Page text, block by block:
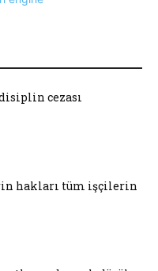
cezası
hakları tüm işçilerin